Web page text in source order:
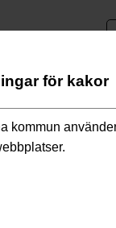
/Jämför
för kakor
kommun